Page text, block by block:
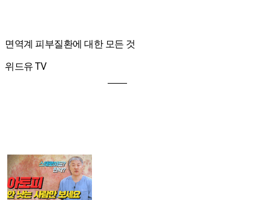
면역계 피부질환에 대한 모든 것
위드유 TV